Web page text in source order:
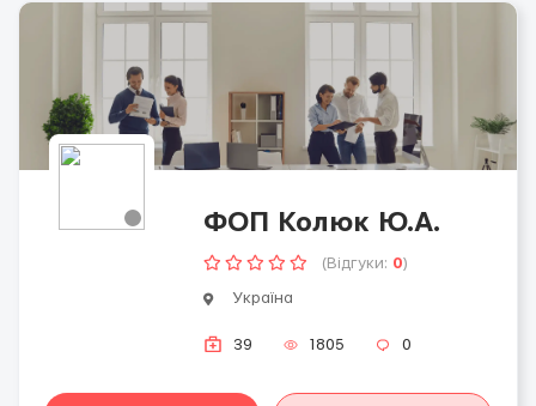
ФОП Колюк Ю.А.
(Відгуки: 0)
Україна
39 1805 0